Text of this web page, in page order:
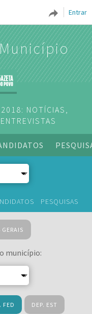
Entrar
NOTÍCIAS,
PESQUISAS
município:
FED DEP. EST